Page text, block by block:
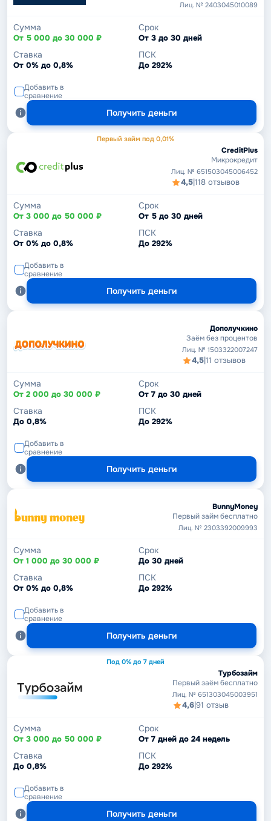
Лиц. № 2403045010089
Сумма
От 5 000 до 30 000 ₽
Срок
От 3 до 30 дней
Ставка
От 0% до 0,8%
ПСК
До 292%
Добавить в
сравнение
Получить деньги
Первый займ под 0,01%
CreditPlus
Микрокредит
Лиц. № 651503045006452
4,5|118 отзывов
Сумма
От 3 000 до 50 000 ₽
Срок
От 5 до 30 дней
Ставка
От 0% до 0,8%
ПСК
До 292%
Добавить в
сравнение
Получить деньги
Дополучкино
Заём без процентов
Лиц. № 1503322007247
4,5|11 отзывов
Сумма
От 2 000 до 30 000 ₽
Срок
От 7 до 30 дней
Ставка
До 0,8%
ПСК
До 292%
Добавить в
сравнение
Получить деньги
BunnyMoney
Первый займ бесплатно
Лиц. № 2303392009993
Сумма
От 1 000 до 30 000 ₽
Срок
До 30 дней
Ставка
От 0% до 0,8%
ПСК
До 292%
Добавить в
сравнение
Получить деньги
Под 0% до 7 дней
Турбозайм
Первый заём бесплатно
Лиц. № 651303045003951
4,6|91 отзыв
Сумма
От 3 000 до 50 000 ₽
Срок
От 7 дней до 24 недель
Ставка
До 0,8%
ПСК
До 292%
Добавить в
сравнение
Получить деньги